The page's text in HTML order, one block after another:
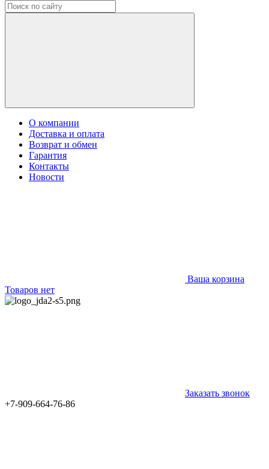
О компании
Доставка и оплата
Возврат и обмен
Гарантия
Контакты
Новости
Ваша корзина
Товаров нет
Заказать звонок
+7-909-664-76-86